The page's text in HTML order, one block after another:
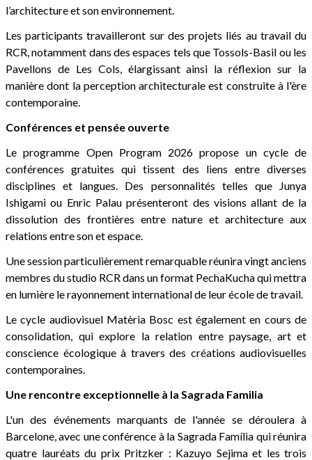
l’architecture et son environnement.
Les participants travailleront sur des projets liés au travail du
RCR, notamment dans des espaces tels que Tossols-Basil ou les
Pavellons de Les Cols, élargissant ainsi la réflexion sur la
manière dont la perception architecturale est construite à l'ère
contemporaine.
Conférences et pensée ouverte
Le programme Open Program 2026 propose un cycle de
conférences gratuites qui tissent des liens entre diverses
disciplines et langues. Des personnalités telles que Junya
Ishigami ou Enric Palau présenteront des visions allant de la
dissolution des frontières entre nature et architecture aux
relations entre son et espace.
Une session particulièrement remarquable réunira vingt anciens
membres du studio RCR dans un format PechaKucha qui mettra
en lumière le rayonnement international de leur école de travail.
Le cycle audiovisuel Matèria Bosc est également en cours de
consolidation, qui explore la relation entre paysage, art et
conscience écologique à travers des créations audiovisuelles
contemporaines.
Une rencontre exceptionnelle à la Sagrada Familia
L'un des événements marquants de l'année se déroulera à
Barcelone, avec une conférence à la Sagrada Família qui réunira
quatre lauréats du prix Pritzker : Kazuyo Sejima et les trois